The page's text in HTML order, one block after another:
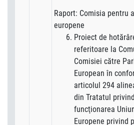
Raport: Comisia pentru
europene
Proiect de
referitoare la
Comisiei către
European în
articolul 294
din Tratatul privind
funcţionarea
Europene privind